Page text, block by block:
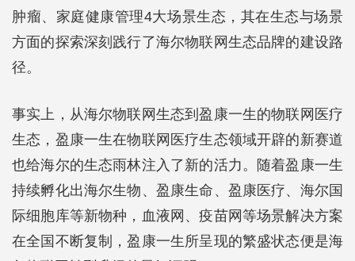
肿瘤、家庭健康管理4大场景生态，其在生态与场景
方面的探索深刻践行了海尔物联网生态品牌的建设路
径。
事实上，从海尔物联网生态到盈康一生的物联网医疗
生态，盈康一生在物联网医疗生态领域开辟的新赛道
也给海尔的生态雨林注入了新的活力。随着盈康一生
持续孵化出海尔生物、盈康生命、盈康医疗、海尔国
际细胞库等新物种，血液网、疫苗网等场景解决方案
在全国不断复制，盈康一生所呈现的繁盛状态便是海